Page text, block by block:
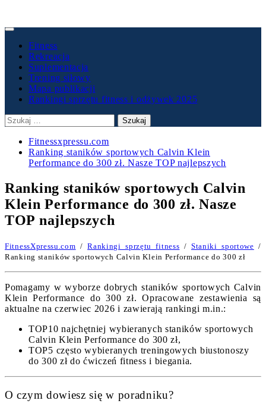
Primary
Fitness
Rekreacja
Suplementacja
Trening siłowy
Mapa publikacji
Rankingi sprzętu fitness i odżywek 2025
Szukaj:
Fitnessxpressu.com
Ranking staników sportowych Calvin Klein
Performance do 300 zł. Nasze TOP najlepszych
Ranking staników sportowych Calvin
Klein Performance do 300 zł. Nasze
TOP najlepszych
FitnessXpressu.com /Rankingi sprzętu fitness / Staniki sportowe /
Ranking staników sportowych Calvin Klein Performance do 300 zł
Pomagamy w wyborze dobrych staników sportowych Calvin
Klein Performance do 300 zł. Opracowane zestawienia są
aktualne na czerwiec 2026 i zawierają rankingi m.in.:
TOP10 najchętniej wybieranych staników sportowych
Calvin Klein Performance do 300 zł,
TOP5 często wybieranych treningowych biustonoszy
do 300 zł do ćwiczeń fitness i biegania.
O czym dowiesz się w poradniku?